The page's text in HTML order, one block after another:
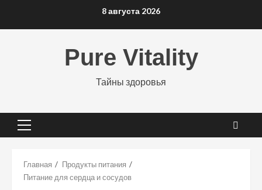
8 августа 2026
Pure Vitality
Тайны здоровья
Основное
Главная
Продукты питания
Питание для сердца и сосудов